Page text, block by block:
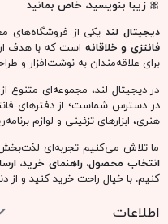
🎀زیبا بنویسید، خاص بمانید
دیجیتال لند یکی از فروشگاه‌های
فانتزی و خلاقانه است که با هدف
برای علاقه‌مندان به نوشت‌افزار و
در دیجیتال لند، مجموعه‌ای متنوع
در دسترس شماست؛ از دفترهای
هنری، ابزارهای تزئینی و لوازم
ما تلاش می‌کنیم تجربه‌ای لذت‌بخش
انتخاب محصول، راهنمای خرید،
کنیم. با خیال راحت خرید کنید و از
اطلاعات